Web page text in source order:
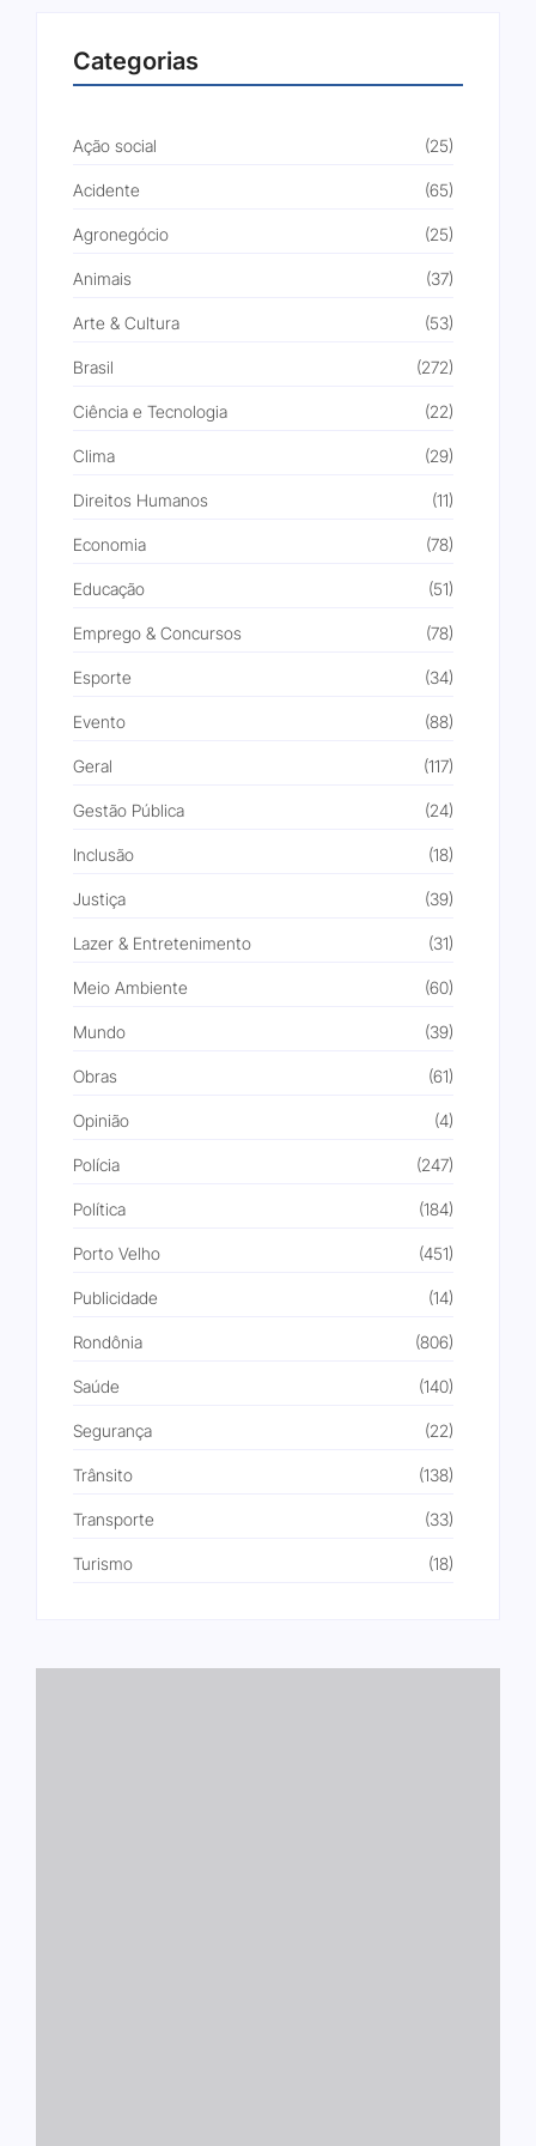
Categorias
Ação social (25)
Acidente (65)
Agronegócio (25)
Animais (37)
Arte & Cultura (53)
Brasil (272)
Ciência e Tecnologia (22)
Clima (29)
Direitos Humanos (11)
Economia (78)
Educação (51)
Emprego & Concursos (78)
Esporte (34)
Evento (88)
Geral (117)
Gestão Pública (24)
Inclusão (18)
Justiça (39)
Lazer & Entretenimento (31)
Meio Ambiente (60)
Mundo (39)
Obras (61)
Opinião (4)
Polícia (247)
Política (184)
Porto Velho (451)
Publicidade (14)
Rondônia (806)
Saúde (140)
Segurança (22)
Trânsito (138)
Transporte (33)
Turismo (18)